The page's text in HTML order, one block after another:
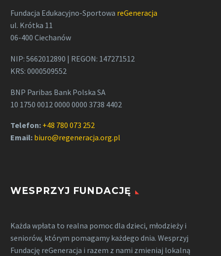
Fundacja Edukacyjno-Sportowa reGeneracja
ul. Krótka 11
06-400 Ciechanów
NIP: 5662012890 | REGON: 147271512
KRS: 0000509552
BNP Paribas Bank Polska SA
10 1750 0012 0000 0000 3738 4402
Telefon: +48 780 073 252
Email: biuro@regeneracja.org.pl
WESPRZYJ FUNDACJĘ
Każda wpłata to realna pomoc dla dzieci, młodzieży i
seniorów, którym pomagamy każdego dnia. Wesprzyj
Fundację reGeneracja i razem z nami zmieniaj lokalną